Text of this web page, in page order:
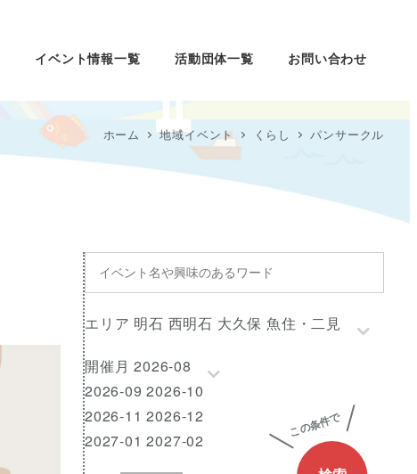
イベント情報一覧 活動団体一覧 お問い合わせ
ホーム 地域イベント くらし パンサークル
イ
ベ
ン
ト
名
や
興
味
の
エ
リ
ア
エリア 明石 西明石 大久保 魚住・二見
開
催
月
開催月 2026-08
2026-09 2026-10
2026-11 2026-12
2027-01 2027-02